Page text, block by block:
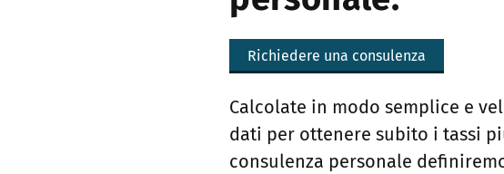
Richiedere una consulenza
Calcolate in modo semplice e
dati per ottenere subito i tassi
consulenza personale